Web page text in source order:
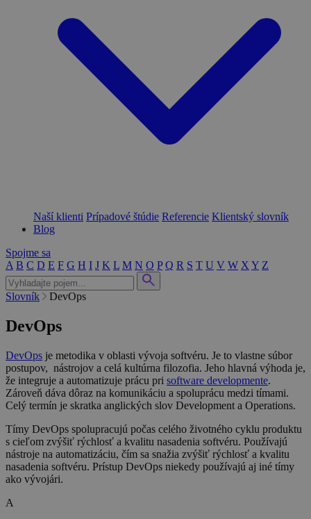
Naší klienti Prípadové štúdie Referencie Klientský slovník
Blog
Spojme sa
A B C D E F G H I J K L M N O P Q R S T U V W X Y Z
Slovník DevOps
DevOps
DevOps je metodika v oblasti vývoja softvéru. Je to vlastne súbor
postupov, nástrojov a celá kultúrna filozofia. Jeho hlavná výhoda je,
že integruje a automatizuje prácu pri software developmente.
Zároveň dáva dôraz na komunikáciu a spoluprácu medzi tímami.
Celý termín je skratka anglických slov Development a Operations.
Tímy DevOps spolupracujú počas celého životného cyklu produktu
s cieľom zvýšiť rýchlosť a kvalitu nasadenia softvéru. Používajú
nástroje na automatizáciu, čím sa snažia zvýšiť rýchlosť a kvalitu
nasadenia softvéru. Prístup DevOps niekedy používajú aj iné tímy
ako vývojári.
A